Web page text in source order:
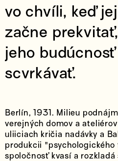
vo chvíli, keď
začne
jeho
scvrkávať.
Berlín, 1931. Milieu
verejných domov a
uliiciach kričia nadávky a
produkcii
spoločnosť kvasí a rozkladá